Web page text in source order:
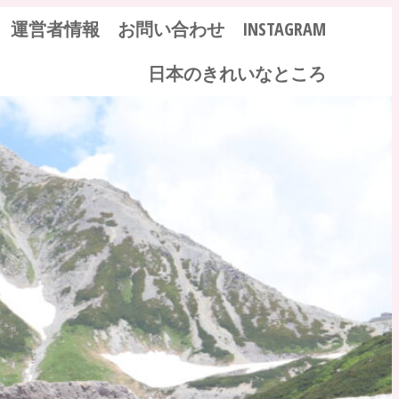
運営者情報 お問い合わせ
INSTAGRAM
日本のきれいなところ